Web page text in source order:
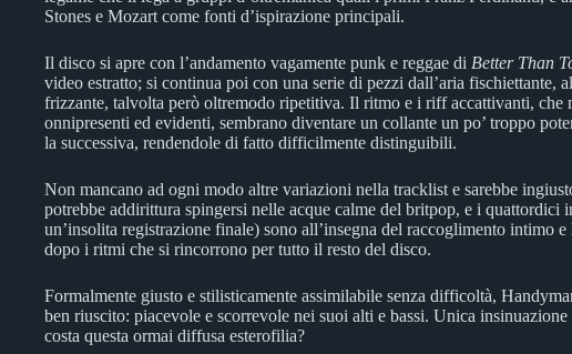
Stones e Mozart come fonti d’ispirazione principali.
Il disco si apre con l’andamento vagamente punk e reggae di Better Than
video estratto; si continua poi con una serie di pezzi dall’aria fischiettante,
frizzante, talvolta però oltremodo ripetitiva. Il ritmo e i riff accattivanti, che
onnipresenti ed evidenti, sembrano diventare un collante un po’ troppo
la successiva, rendendole di fatto difficilmente distinguibili.
Non mancano ad ogni modo altre variazioni nella tracklist e sarebbe
potrebbe addirittura spingersi nelle acque calme del britpop, e i quattordici
un’insolita registrazione finale) sono all’insegna del raccoglimento intimo
dopo i ritmi che si rincorrono per tutto il resto del disco.
Formalmente giusto e stilisticamente assimilabile senza difficoltà,
ben riuscito: piacevole e scorrevole nei suoi alti e bassi. Unica
costa questa ormai diffusa esterofilia?